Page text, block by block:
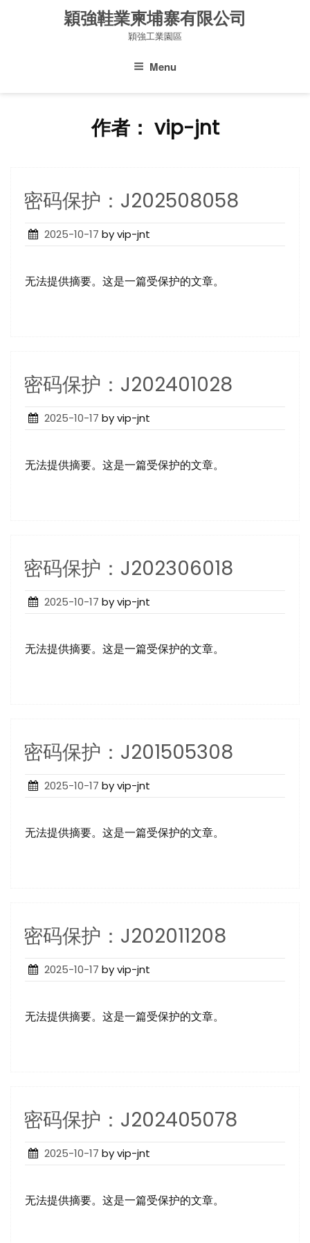
穎強鞋業柬埔寨有限公司
穎強工業園區
Menu
作者： vip-jnt
密码保护：J202508058
Posted
2025-10-17 by vip-jnt
无法提供摘要。这是一篇受保护的文章。
密码保护：J202401028
Posted
2025-10-17 by vip-jnt
无法提供摘要。这是一篇受保护的文章。
密码保护：J202306018
Posted
2025-10-17 by vip-jnt
无法提供摘要。这是一篇受保护的文章。
密码保护：J201505308
Posted
2025-10-17 by vip-jnt
无法提供摘要。这是一篇受保护的文章。
密码保护：J202011208
Posted
2025-10-17 by vip-jnt
无法提供摘要。这是一篇受保护的文章。
密码保护：J202405078
Posted
2025-10-17 by vip-jnt
无法提供摘要。这是一篇受保护的文章。